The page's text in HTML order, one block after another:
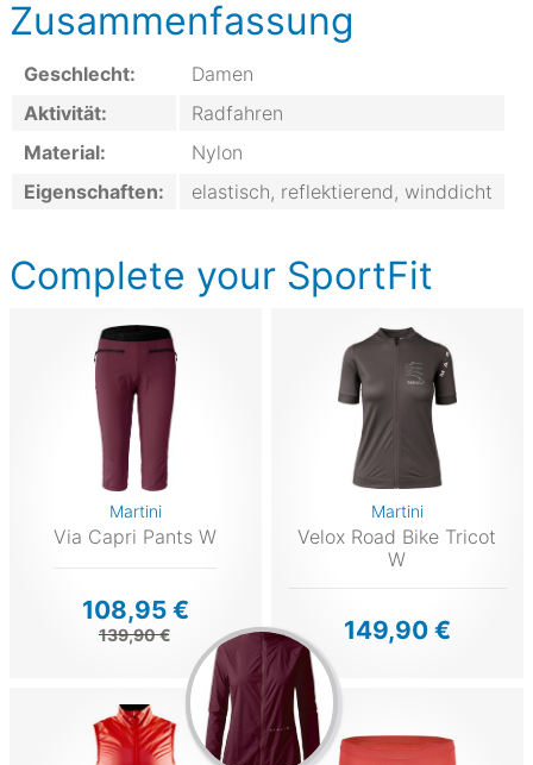
Zusammenfassung
Geschlecht:
Damen
Aktivität:
Radfahren
Material:
Nylon
Eigenschaften:
elastisch, reflektierend, winddicht
Complete your SportFit
Martini
Via Capri Pants W
108,95 €
139,90 €
Martini
Velox Road Bike Tricot
W
149,90 €